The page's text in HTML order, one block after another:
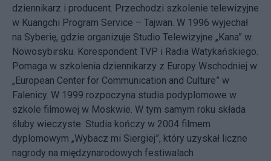
dziennikarz i producent. Przechodzi szkolenie telewizyjne
w Kuangchi Program Service – Tajwan. W 1996 wyjechał
na Syberię, gdzie organizuje Studio Telewizyjne „Kana” w
Nowosybirsku. Korespondent TVP i Radia Watykańskiego.
Pomaga w szkolenia dziennikarzy z Europy Wschodniej w
„European Center for Communication and Culture” w
Falenicy. W 1999 rozpoczyna studia podyplomowe w
szkole filmowej w Moskwie. W tym samym roku składa
śluby wieczyste. Studia kończy w 2004 filmem
dyplomowym „Wybacz mi Siergiej”, który uzyskał liczne
nagrody na międzynarodowych festiwalach